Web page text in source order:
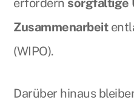
erfordern sorgfältige
Zusammenarbeit
(WIPO).
Darüber hinaus